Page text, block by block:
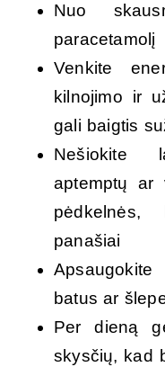
Nuo
paracetamolį
Venkite
kilnojimo ir
gali baigtis
Nešiokite
aptemptų ar
panašiai
batus ar
Per dieną
skysčių, kad